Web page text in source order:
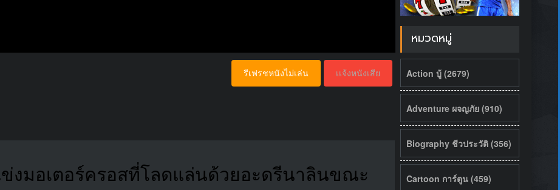
เเจ้งหนังเสีย
รีเฟรชหนังไม่เล่น
งมอเตอร์ครอสที่โลดแล่นด้วยอะดรีนาลินขณะ
หมวดหมู่
Action บู้ (2679)
Adventure ผจญภัย (910)
Biography ชีวประวัติ (356)
Cartoon การ์ตูน (459)